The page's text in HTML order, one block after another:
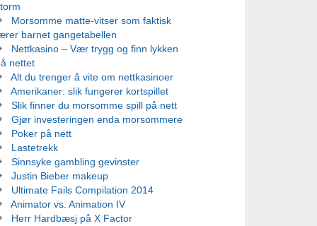
Morsomme matte-vitser som faktisk
barnet gangetabellen
Nettkasino – Vær trygg og finn lykken
nettet
Alt du trenger å vite om nettkasinoer
Amerikaner: slik fungerer kortspillet
Slik finner du morsomme spill på nett
Gjør investeringen enda morsommere
Poker på nett
Lastetrekk
Sinnsyke gambling gevinster
Justin Bieber makeup
Ultimate Fails Compilation 2014
Animator vs. Animation IV
Herr Hardbæsj på X Factor